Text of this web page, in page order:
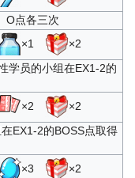
O点各三次
×1 ×2
学员的小组在EX1-2的
×2 ×2
EX1-2的BOSS点取得
×3
×2